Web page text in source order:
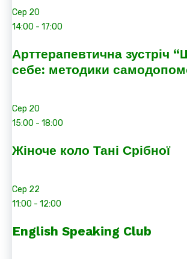
Сер 20
14:00 - 17:00
Арттерапевтична зустріч
себе: методики
Сер 20
15:00 - 18:00
Жіноче коло Тані Срібної
Сер 22
11:00 - 12:00
English Speaking Club